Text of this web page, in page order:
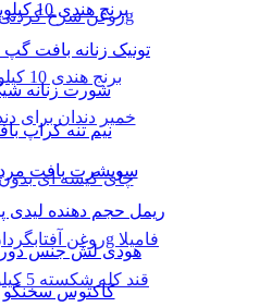
برنج هندی 10 کیلو گرمی پلو
خمیر دندان برای
روغن آفتابگردان غنی شده 810g فامیلا
قند کله شکسته 5 کیلو گرمی صمیم
برنج هندی 10 کیلویی طبیعت
تونیک زنانه بافت گپ
شورت زنانه
نیم تنه کراپ
سویشرت بافت
ریمل حجم دهنده
هودی لش جنس دورس 3 نخ
کاکتوس